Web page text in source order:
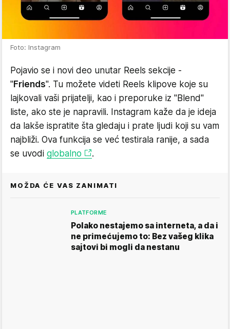
Foto: Instagram
Pojavio se i novi deo unutar Reels sekcije -
"Friends". Tu možete videti Reels klipove koje su
lajkovali vaši prijatelji, kao i preporuke iz "Blend"
liste, ako ste je napravili. Instagram kaže da je ideja
da lakše ispratite šta gledaju i prate ljudi koji su vam
najbliži. Ova funkcija se već testirala ranije, a sada
se uvodi globalno .
MOŽDA ĆE VAS ZANIMATI
PLATFORME
Polako nestajemo sa interneta, a da i
ne primećujemo to: Bez vašeg klika
sajtovi bi mogli da nestanu